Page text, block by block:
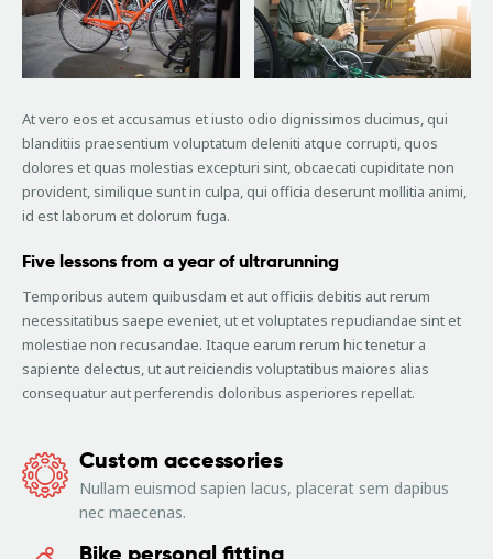
At vero eos et accusamus et iusto odio dignissimos ducimus, qui
blanditiis praesentium voluptatum deleniti atque corrupti, quos
dolores et quas molestias excepturi sint, obcaecati cupiditate non
provident, similique sunt in culpa, qui officia deserunt mollitia animi,
id est laborum et dolorum fuga.
Five lessons from a year of ultrarunning
Temporibus autem quibusdam et aut officiis debitis aut rerum
necessitatibus saepe eveniet, ut et voluptates repudiandae sint et
molestiae non recusandae. Itaque earum rerum hic tenetur a
sapiente delectus, ut aut reiciendis voluptatibus maiores alias
consequatur aut perferendis doloribus asperiores repellat.
Custom accessories
Nullam euismod sapien lacus, placerat sem dapibus
nec maecenas.